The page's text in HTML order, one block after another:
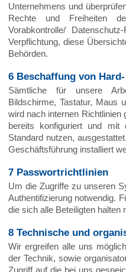
Unternehmens und
Rechte und Freiheiten
Vorabkontrolle/
Verpflichtung, diese
Behörden.
6 Beschaffung von
Sämtliche für unsere
Bildschirme, Tastatur, Maus
wird nach internen Richtlinien
bereits konfiguriert und mit
Standard nutzen,
Geschäftsführung installiert
7 Passwortrichtlinien
Um die Zugriffe zu unseren
Authentifizierung notwendig.
die sich alle Beteiligten halten
8 Technische und
Wir ergreifen alle uns
der Technik, sowie